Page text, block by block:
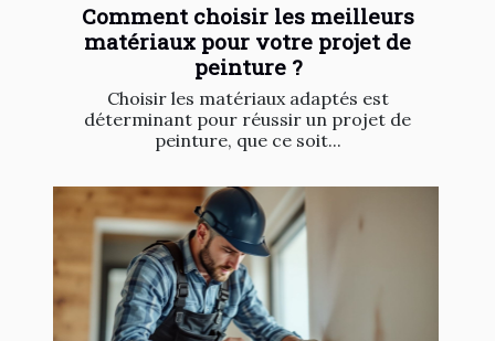
Comment choisir les meilleurs
matériaux pour votre projet de
peinture ?
Choisir les matériaux adaptés est
déterminant pour réussir un projet de
peinture, que ce soit...